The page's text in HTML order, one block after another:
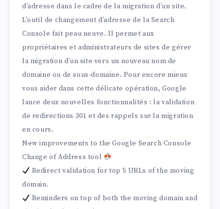
d’adresse dans le cadre de la migration d’un site.
L’outil de changement d’adresse de la Search
Console fait peau neuve. Il permet aux
propriétaires et administrateurs de sites de gérer
la migration d’un site vers un nouveau nom de
domaine ou de sous-domaine. Pour encore mieux
vous aider dans cette délicate opération, Google
lance deux nouvelles fonctionnalités : la validation
de redirections 301 et des rappels sur la migration
en cours.
New improvements to the Google Search Console
Change of Address tool
Redirect validation for top 5 URLs of the moving
domain.
Reminders on top of both the moving domain and